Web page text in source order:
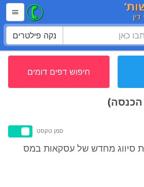
נקה פילטרים
חיפוש דפים דומים
הכנסה)
סמן טקסט
סיווג מחדש של עסקאות במס